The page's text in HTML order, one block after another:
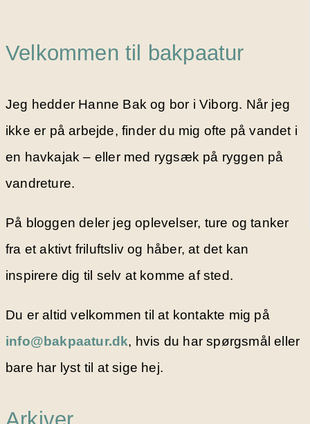
Velkommen til bakpaatur
Jeg hedder Hanne Bak og bor i Viborg. Når jeg
ikke er på arbejde, finder du mig ofte på vandet i
en havkajak – eller med rygsæk på ryggen på
vandreture.
På bloggen deler jeg oplevelser, ture og tanker
fra et aktivt friluftsliv og håber, at det kan
inspirere dig til selv at komme af sted.
Du er altid velkommen til at kontakte mig på
info@bakpaatur.dk, hvis du har spørgsmål eller
bare har lyst til at sige hej.